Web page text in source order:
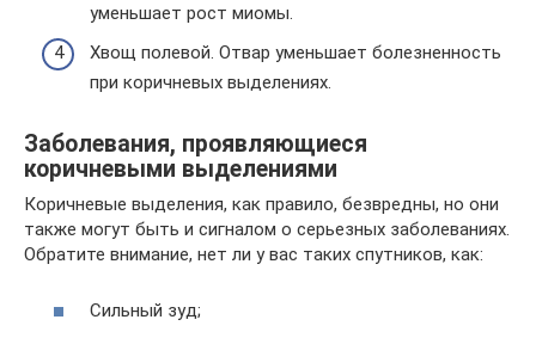
уменьшает рост миомы.
Хвощ полевой. Отвар уменьшает болезненность
при коричневых выделениях.
Заболевания, проявляющиеся
коричневыми выделениями
Коричневые выделения, как правило, безвредны, но они
также могут быть и сигналом о серьезных заболеваниях.
Обратите внимание, нет ли у вас таких спутников, как:
Сильный зуд;